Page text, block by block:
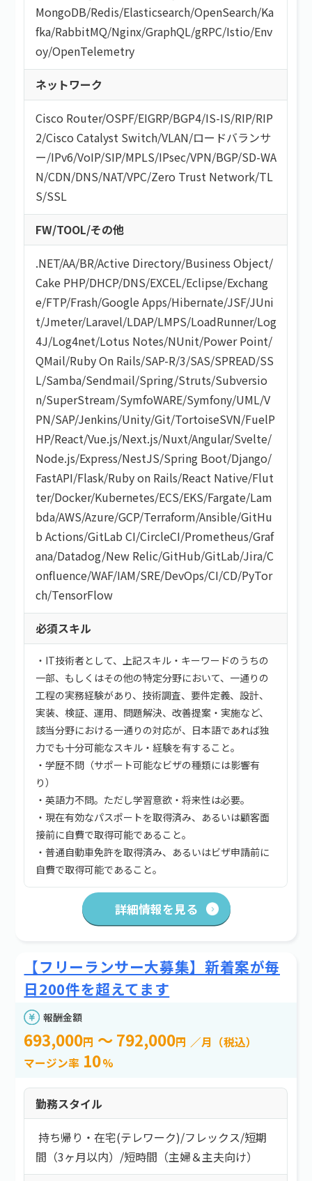
MongoDB/Redis/Elasticsearch/OpenSearch/Ka
fka/RabbitMQ/Nginx/GraphQL/gRPC/Istio/Env
oy/OpenTelemetry
ネットワーク
Cisco Router/OSPF/EIGRP/BGP4/IS-IS/RIP/RIP
2/Cisco Catalyst Switch/VLAN/ロードバランサ
ー/IPv6/VoIP/SIP/MPLS/IPsec/VPN/BGP/SD-WA
N/CDN/DNS/NAT/VPC/Zero Trust Network/TL
S/SSL
FW/TOOL/その他
.NET/AA/BR/Active Directory/Business Object/
Cake PHP/DHCP/DNS/EXCEL/Eclipse/Exchang
e/FTP/Frash/Google Apps/Hibernate/JSF/JUni
t/Jmeter/Laravel/LDAP/LMPS/LoadRunner/Log
4J/Log4net/Lotus Notes/NUnit/Power Point/
QMail/Ruby On Rails/SAP-R/3/SAS/SPREAD/SS
L/Samba/Sendmail/Spring/Struts/Subversio
n/SuperStream/SymfoWARE/Symfony/UML/V
PN/SAP/Jenkins/Unity/Git/TortoiseSVN/FuelP
HP/React/Vue.js/Next.js/Nuxt/Angular/Svelte/
Node.js/Express/NestJS/Spring Boot/Django/
FastAPI/Flask/Ruby on Rails/React Native/Flut
ter/Docker/Kubernetes/ECS/EKS/Fargate/Lam
bda/AWS/Azure/GCP/Terraform/Ansible/GitHu
b Actions/GitLab CI/CircleCI/Prometheus/Graf
ana/Datadog/New Relic/GitHub/GitLab/Jira/C
onfluence/WAF/IAM/SRE/DevOps/CI/CD/PyTor
ch/TensorFlow
必須スキル
・IT技術者として、上記スキル・キーワードのうちの
一部、もしくはその他の特定分野において、一通りの
工程の実務経験があり、技術調査、要件定義、設計、
実装、検証、運用、問題解決、改善提案・実施など、
該当分野における一通りの対応が、日本語であれば独
力でも十分可能なスキル・経験を有すること。
・学歴不問（サポート可能なビザの種類には影響有
り）
・英語力不問。ただし学習意欲・将来性は必要。
・現在有効なパスポートを取得済み、あるいは顧客面
接前に自費で取得可能であること。
・普通自動車免許を取得済み、あるいはビザ申請前に
自費で取得可能であること。
詳細情報を見る
【フリーランサー大募集】新着案が毎
日200件を超えてます
報酬金額
693,000円 ～ 792,000円 ／月（税込）
マージン率 10%
勤務スタイル
持ち帰り・在宅(テレワーク)/フレックス/短期
間（3ヶ月以内） /短時間（主婦＆主夫向け）